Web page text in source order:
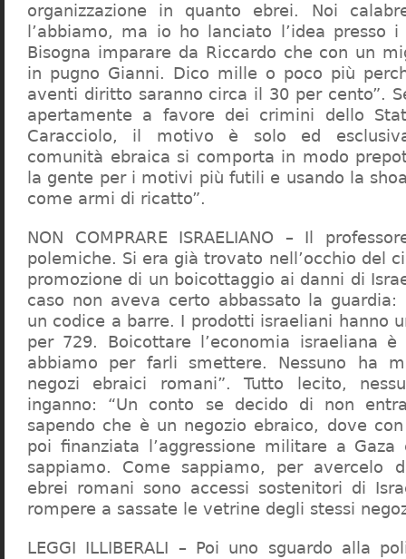
organizzazione in quanto ebrei. Noi
l’abbiamo, ma io ho lanciato l’idea presso
Bisogna imparare da Riccardo che con un
in pugno Gianni. Dico mille o poco più
aventi diritto saranno circa il 30 per cento”.
apertamente a favore dei crimini dello
Caracciolo, il motivo è solo ed
comunità ebraica si comporta in modo
la gente per i motivi più futili e usando la
come armi di ricatto”.
NON COMPRARE ISRAELIANO – Il
polemiche. Si era già trovato nell’occhio del
promozione di un boicottaggio ai danni di
caso non aveva certo abbassato la guardia:
un codice a barre. I prodotti israeliani hanno
per 729. Boicottare l’economia israeliana è
abbiamo per farli smettere. Nessuno ha
negozi ebraici romani”. Tutto lecito,
inganno: “Un conto se decido di non
sapendo che è un negozio ebraico, dove
poi finanziata l’aggressione militare a
sappiamo. Come sappiamo, per avercelo
ebrei romani sono accessi sostenitori di
rompere a sassate le vetrine degli stessi
LEGGI ILLIBERALI – Poi uno sguardo alla